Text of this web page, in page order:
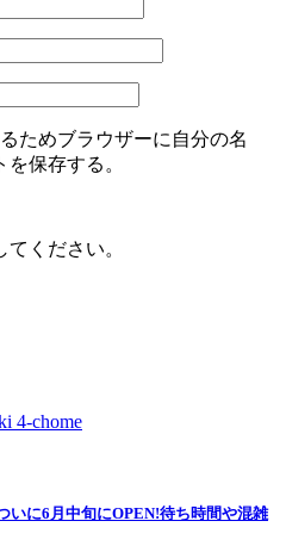
ためブラウザーに自分の名
保存する。
てください。
いに6月中旬にOPEN!待ち時間や混雑